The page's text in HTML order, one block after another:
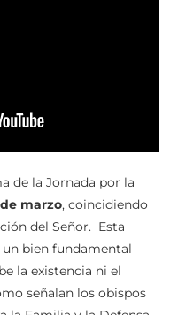
de la Jornada por la
marzo, coincidiendo
del Señor. Esta
un bien fundamental
la existencia ni el
señalan los obispos